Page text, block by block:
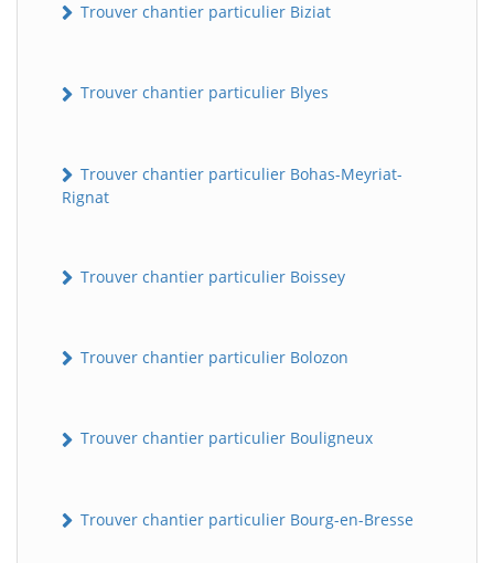
Trouver chantier particulier Biziat
Trouver chantier particulier Blyes
Trouver chantier particulier Bohas-Meyriat-
Rignat
Trouver chantier particulier Boissey
Trouver chantier particulier Bolozon
Trouver chantier particulier Bouligneux
Trouver chantier particulier Bourg-en-Bresse